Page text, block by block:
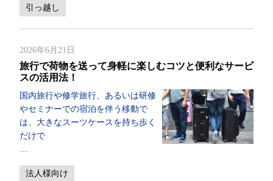
引っ越し
2026年6月21日
旅行で荷物を送って身軽に楽しむコツと便利なサービ
スの活用法！
国内旅行や修学旅行、あるいは研修
やセミナーでの宿泊を伴う移動で
は、大きなスーツケースを持ち歩く
だけで
法人様向け